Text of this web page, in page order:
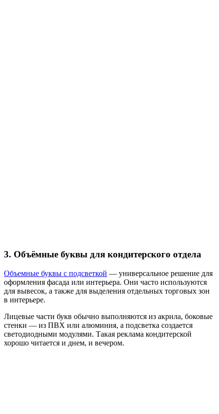
3. Объёмные буквы для кондитерского отдела
Объемные буквы с подсветкой — универсальное решение для
оформления фасада или интерьера. Они часто используются
для вывесок, а также для выделения отдельных торговых зон
в интерьере.
Лицевые части букв обычно выполняются из акрила, боковые
стенки — из ПВХ или алюминия, а подсветка создается
светодиодными модулями. Такая реклама кондитерской
хорошо читается и днем, и вечером.